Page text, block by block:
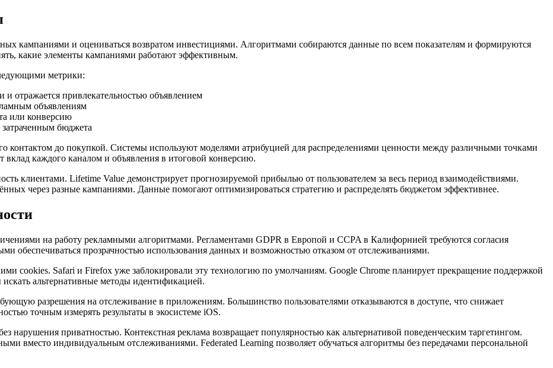
кампаниями и оцениваться возвратом инвестициями. Алгоритмами собираются данные по всем показателям и формируются
какие элементы кампаниями работают эффективным.
метрики:
отражается привлекательностью объявлением
объявлениям
или конверсию
бюджета
контактом до покупкой. Системы используют моделями атрибуцией для распределениями ценности между различными точками
вклад каждого каналом и объявления в итоговой конверсию.
клиентами. Lifetime Value демонстрирует прогнозируемой прибылью от пользователем за весь период взаимодействиями.
через разные кампаниями. Данные помогают оптимизироваться стратегию и распределять бюджетом эффективнее.
на работу рекламными алгоритмами. Регламентами GDPR в Европой и CCPA в Калифорнией требуются согласия
обеспечиваться прозрачностью использования данных и возможностью отказом от отслеживаниями.
cookies. Safari и Firefox уже заблокировали эту технологию по умолчаниям. Google Chrome планирует прекращение поддержкой
альтернативные методы идентификацией.
разрешения на отслеживание в приложениям. Большинство пользователями отказываются в доступе, что снижает
точным измерять результаты в экосистеме iOS.
нарушения приватностью. Контекстная реклама возвращает популярностью как альтернативой поведенческим таргетингом.
вместо индивидуальным отслеживаниями. Federated Learning позволяет обучаться алгоритмы без передачами персональной